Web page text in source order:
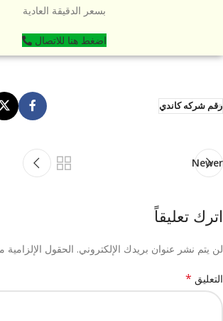
بسعر الدقيقة العادية
اضغط هنا للاتصال
رقم شركه كاندي
Newer
اترك تعليقاً
لن يتم نشر عنوان بريدك الإلكتروني. الحقول الإلزامية
التعليق *